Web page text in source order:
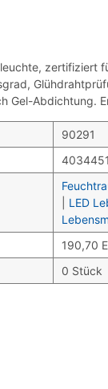
Gel-
90291
LED
190,70
0 Stück